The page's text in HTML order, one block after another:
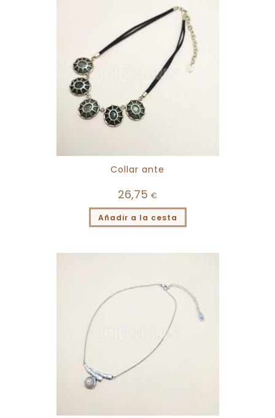
Collar ante
26,75 €
Añadir a la cesta